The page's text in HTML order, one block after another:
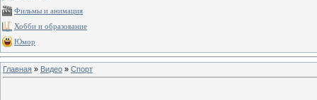
Фильмы и анимация
Хобби и образование
Юмор
Главная » Видео » Спорт